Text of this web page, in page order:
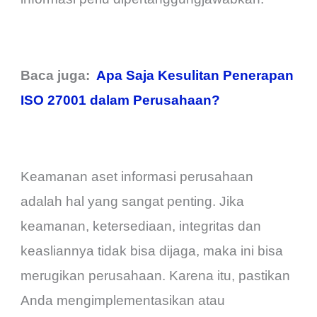
Baca juga: Apa Saja Kesulitan Penerapan
ISO 27001 dalam Perusahaan?
Keamanan aset informasi perusahaan
adalah hal yang sangat penting. Jika
keamanan, ketersediaan, integritas dan
keasliannya tidak bisa dijaga, maka ini bisa
merugikan perusahaan. Karena itu, pastikan
Anda mengimplementasikan atau